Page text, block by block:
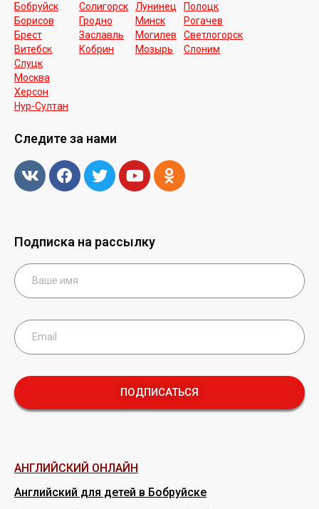
Бобруйск
Борисов
Брест
Витебск
Солигорск
Гродно
Заславль
Кобрин
Лунинец
Минск
Могилев
Мозырь
Полоцк
Рогачев
Светлогорск
Слоним
Слуцк
Москва
Херсон
Нур-Cултан
Следите за нами
Подписка на рассылку
ПОДПИСАТЬСЯ
АНГЛИЙСКИЙ ОНЛАЙН
Английский для детей в Бобруйске